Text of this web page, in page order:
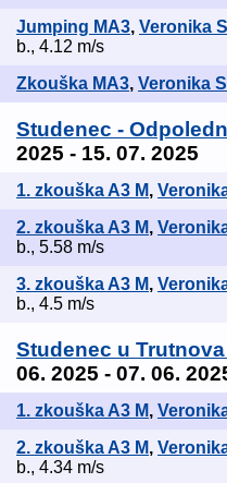
Jumping MA3, Veronika
b., 4.12 m/s
Zkouška MA3, Veronika
Studenec -
2025 - 15. 07. 2025
1. zkouška A3 M,
2. zkouška A3 M,
b., 5.58 m/s
3. zkouška A3 M,
b., 4.5 m/s
Studenec u
06. 2025 - 07. 06.
1. zkouška A3 M,
2. zkouška A3 M,
b., 4.34 m/s